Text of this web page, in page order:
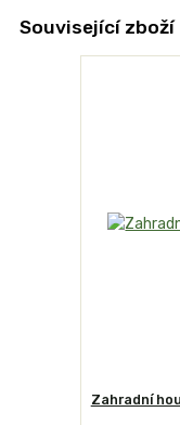
Související zboží
Zahradní